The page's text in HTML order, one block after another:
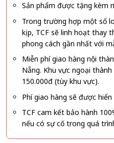
Sản phẩm được tặng kèm
Trong trường hợp một số
kịp, TCF sẽ linh hoạt thay
phong cách gần nhất với
Miễn phí giao hàng nội
Nẵng. Khu vực ngoại
150.000đ (tùy khu vực).
Phí giao hàng sẽ được
TCF cam kết bảo hành
nếu có sự cố trong quá